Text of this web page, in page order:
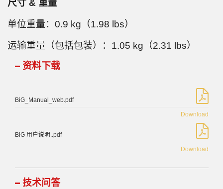
尺寸 & 重量
单位重量：0.9 kg（1.98 lbs）
运输重量（包括包装）：1.05 kg（2.31 lbs）
资料下载
BiG_Manual_web.pdf
Download
BiG 用户说明..pdf
Download
技术问答